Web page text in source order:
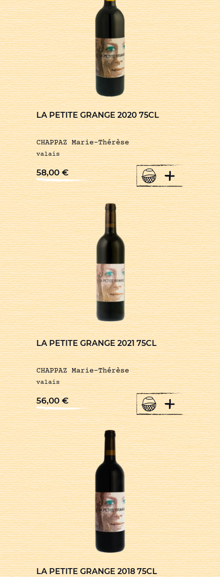
LA PETITE GRANGE 2020 75CL
CHAPPAZ Marie-Thérèse
valais
58,00€ +
LA PETITE GRANGE 2021 75CL
CHAPPAZ Marie-Thérèse
valais
56,00€ +
LA PETITE GRANGE 2018 75CL